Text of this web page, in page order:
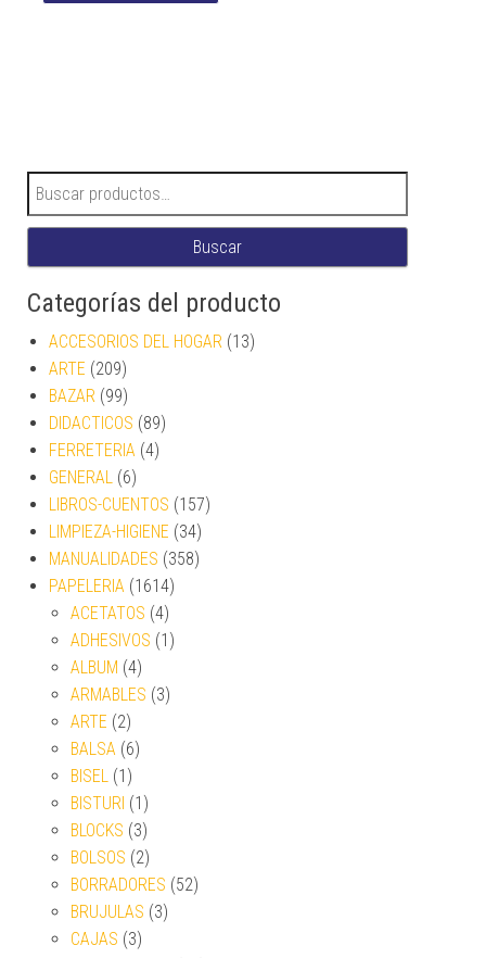
Buscar por:
Buscar
Categorías del producto
ACCESORIOS DEL HOGAR (13)
ARTE (209)
BAZAR (99)
DIDACTICOS (89)
FERRETERIA (4)
GENERAL (6)
LIBROS-CUENTOS (157)
LIMPIEZA-HIGIENE (34)
MANUALIDADES (358)
PAPELERIA (1614)
ACETATOS (4)
ADHESIVOS (1)
ALBUM (4)
ARMABLES (3)
ARTE (2)
BALSA (6)
BISEL (1)
BISTURI (1)
BLOCKS (3)
BOLSOS (2)
BORRADORES (52)
BRUJULAS (3)
CAJAS (3)